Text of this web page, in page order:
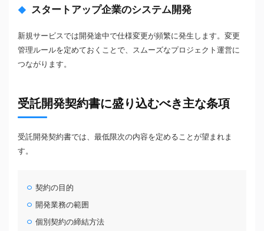
スタートアップ企業のシステム開発
新規サービスでは開発途中で仕様変更が頻繁に発生します。変更
管理ルールを定めておくことで、スムーズなプロジェクト運営に
つながります。
受託開発契約書に盛り込むべき主な条項
受託開発契約書では、最低限次の内容を定めることが望まれま
す。
契約の目的
開発業務の範囲
個別契約の締結方法